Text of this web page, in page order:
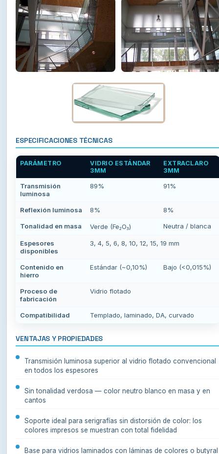
ESPECIFICACIONES TÉCNICAS
PARÁMETRO
VIDRIO ESTÁNDAR
3MM
EXTRACLARO
3MM
Transmisión
luminosa
89% 91%
Reflexión luminosa 8% 8%
Tonalidad en masa Verde (Fe₂O₃) Neutra / blanca
Espesores
disponibles
3, 4, 5, 6, 8, 10, 12, 15, 19 mm
Contenido en
hierro
Estándar (~0,10%) Bajo (<0,015%)
Proceso de
fabricación
Vidrio flotado
Compatibilidad Templado, laminado, DA, curvado
VENTAJAS Y PROPIEDADES
Transmisión luminosa superior al vidrio flotado convencional
en todos los espesores
Sin tonalidad verdosa — color neutro blanco en masa y en
cantos
Soporte ideal para serigrafías sin distorsión de color: los
colores impresos se muestran con total fidelidad
Base para vidrios laminados con láminas de colores o butyral